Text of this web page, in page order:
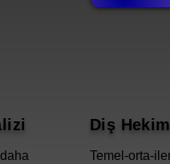
Diş
Temel-orta-